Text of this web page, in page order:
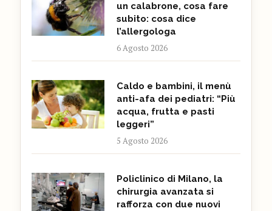
un calabrone, cosa fare
subito: cosa dice
l’allergologa
6 Agosto 2026
Caldo e bambini, il menù
anti-afa dei pediatri: “Più
acqua, frutta e pasti
leggeri”
5 Agosto 2026
Policlinico di Milano, la
chirurgia avanzata si
rafforza con due nuovi